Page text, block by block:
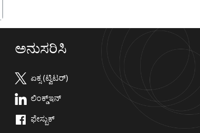
ಅನುಸರಿಸಿ
ಏಕ್ಸ (ಟ್ವಿಟರ್)
ಲಿಂಕ್ಡ್‌ಇನ್
ಫೇಸ್ಬುಕ್